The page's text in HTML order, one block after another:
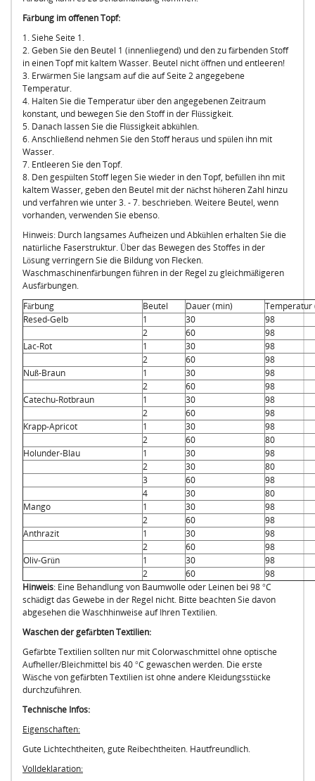
Färbung im offenen Topf:
1. Siehe Seite 1.
2. Geben Sie den Beutel 1 (innenliegend) und den zu färbenden Stoff
in einen Topf mit kaltem Wasser. Beutel nicht öffnen und entleeren!
3. Erwärmen Sie langsam auf die auf Seite 2 angegebene
Temperatur.
4. Halten Sie die Temperatur über den angegebenen Zeitraum
konstant, und bewegen Sie den Stoff in der Flüssigkeit.
5. Danach lassen Sie die Flüssigkeit abkühlen.
6. Anschließend nehmen Sie den Stoff heraus und spülen ihn mit
Wasser.
7. Entleeren Sie den Topf.
8. Den gespülten Stoff legen Sie wieder in den Topf, befüllen ihn mit
kaltem Wasser, geben den Beutel mit der nächst höheren Zahl hinzu
und verfahren wie unter 3. - 7. beschrieben. Weitere Beutel, wenn
vorhanden, verwenden Sie ebenso.
Hinweis: Durch langsames Aufheizen und Abkühlen erhalten Sie die
natürliche Faserstruktur. Über das Bewegen des Stoffes in der
Lösung verringern Sie die Bildung von Flecken.
Waschmaschinenfärbungen führen in der Regel zu gleichmäßigeren
Ausfärbungen.
Färbung
Beutel Dauer (min)
Temperatur
Resed-Gelb
1 30
98
2
60
98
Lac-Rot
1 30
98
2
60
98
Nuß-Braun
1 30
98
2
60
98
Catechu-Rotbraun
1 30
98
2
60
98
Krapp-Apricot
1 30
98
2
60
80
Holunder-Blau
1 30
98
2
30
80
3
60
98
4
30
80
Mango
1 30
98
2
60
98
Anthrazit
1 30
98
2
60
98
Oliv-Grün
1 30
98
2
60
98
Hinweis: Eine Behandlung von Baumwolle oder Leinen bei 98 °C
schädigt das Gewebe in der Regel nicht. Bitte beachten Sie davon
abgesehen die Waschhinweise auf Ihren Textilien.
Waschen der gefärbten Textilien:
Gefärbte Textilien sollten nur mit Colorwaschmittel ohne optische
Aufheller/Bleichmittel bis 40 °C gewaschen werden. Die erste
Wäsche von gefärbten Textilien ist ohne andere Kleidungsstücke
durchzuführen.
Technische Infos:
Eigenschaften:
Gute Lichtechtheiten, gute Reibechtheiten. Hautfreundlich.
Volldeklaration: